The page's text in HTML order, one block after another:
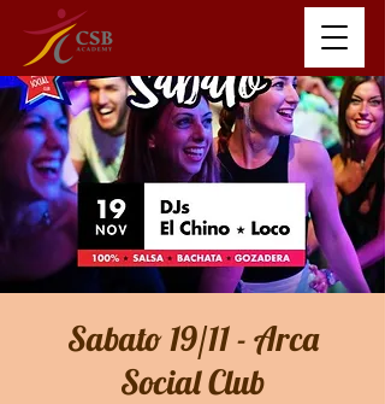
Sabato 19/11 - Arca
Social Club